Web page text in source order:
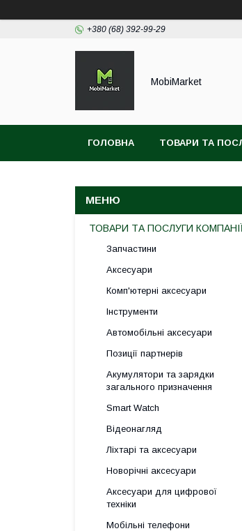
+380 (68) 392-99-29
MobiMarket
ГОЛОВНА ТОВАРИ ТА
ТОВАРИ ТА ПОСЛУГИ КОМПАНІЇ
Запчастини
Аксесуари
Комп'ютерні аксесуари
Інструменти
Автомобільні аксесуари
Позиції партнерів
Акумулятори та зарядки
загального призначення
Smart Watch
Відеонагляд
Ліхтарі та аксесуари
Новорічні аксесуари
Аксесуари для цифрової
техніки
Мобільні телефони